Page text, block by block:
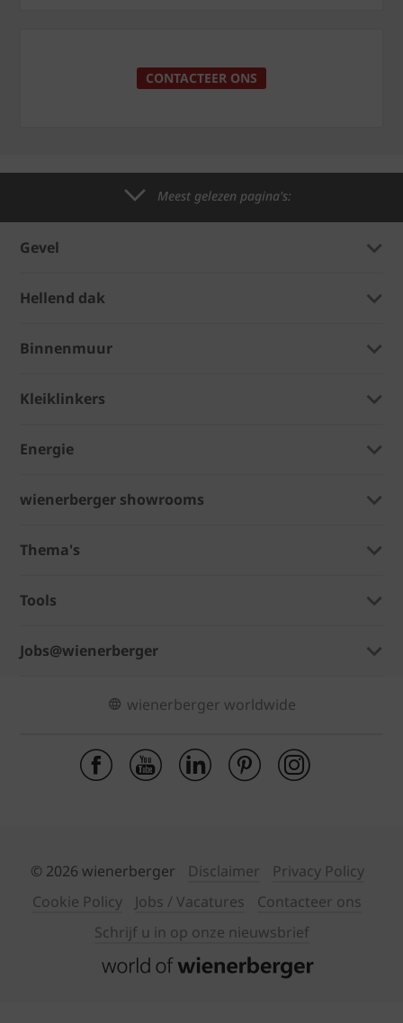
CONTACTEER ONS
Meest gelezen pagina's:
Gevel
Hellend dak
Binnenmuur
Kleiklinkers
Energie
wienerberger showrooms
Thema's
Tools
Jobs@wienerberger
wienerberger worldwide
© 2026 wienerberger Disclaimer
Privacy Policy
Cookie Policy
Jobs / Vacatures
Contacteer ons
Schrijf u in op onze nieuwsbrief